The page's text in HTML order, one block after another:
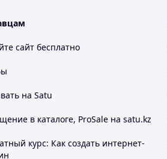
сайт бесплатно
на Satu
в каталоге, ProSale на satu.kz
курс: Как создать интернет-